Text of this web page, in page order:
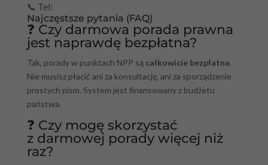
📞 Tel:
Najczęstsze pytania (FAQ)
❓ Czy darmowa porada prawna
jest naprawdę bezpłatna?
Tak, porady w punktach NPP są całkowicie bezpłatne.
Nie musisz płacić ani za konsultację, ani za sporządzenie
prostych pism. System jest finansowany z budżetu
państwa.
❓ Czy mogę skorzystać
z darmowej porady więcej niż
raz?